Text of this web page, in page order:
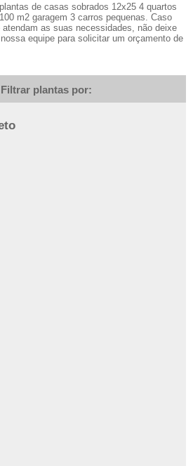
de casas sobrados 12x25 4 quartos
m2 garagem 3 carros pequenas. Caso
as suas necessidades, não deixe
equipe para solicitar um orçamento de
Filtrar plantas por: